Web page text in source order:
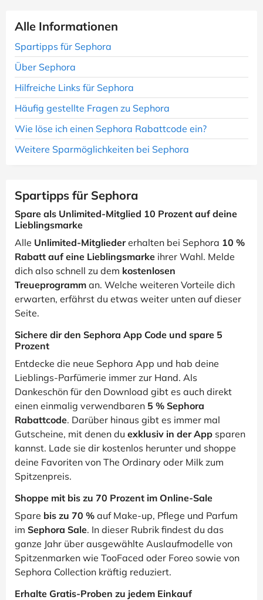
Alle Informationen
Spartipps für Sephora
Über Sephora
Hilfreiche Links für Sephora
Häufig gestellte Fragen zu Sephora
Wie löse ich einen Sephora Rabattcode ein?
Weitere Sparmöglichkeiten bei Sephora
Spartipps für Sephora
Spare als Unlimited-Mitglied 10 Prozent auf deine
Lieblingsmarke
Alle Unlimited-Mitgliedererhalten bei Sephora 10 %
Rabatt auf eine Lieblingsmarke ihrer Wahl. Melde
dich also schnell zu dem kostenlosen
Treueprogramm an. Welche weiteren Vorteile dich
erwarten, erfährst du etwas weiter unten auf dieser
Seite.
Sichere dir den Sephora App Code und spare 5
Prozent
Entdecke die neue Sephora App und hab deine
Lieblings-Parfümerie immer zur Hand. Als
Dankeschön für den Download gibt es auch direkt
einen einmalig verwendbaren 5 % Sephora
Rabattcode. Darüber hinaus gibt es immer mal
Gutscheine, mit denen du exklusiv in der App sparen
kannst. Lade sie dir kostenlos herunter und shoppe
deine Favoriten von The Ordinary oder Milk zum
Spitzenpreis.
Shoppe mit bis zu 70 Prozent im Online-Sale
Spare bis zu 70 % auf Make-up, Pflege und Parfum
im Sephora Sale. In dieser Rubrik findest du das
ganze Jahr über ausgewählte Auslaufmodelle von
Spitzenmarken wie TooFaced oder Foreo sowie von
Sephora Collection kräftig reduziert.
Erhalte Gratis-Proben zu jedem Einkauf